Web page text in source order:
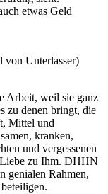
etwas Geld
von Unterlasser)
Arbeit, weil sie ganz
zu denen bringt, die
Mittel und
kranken,
und vergessenen
Liebe zu Ihm. DHHN
genialen Rahmen,